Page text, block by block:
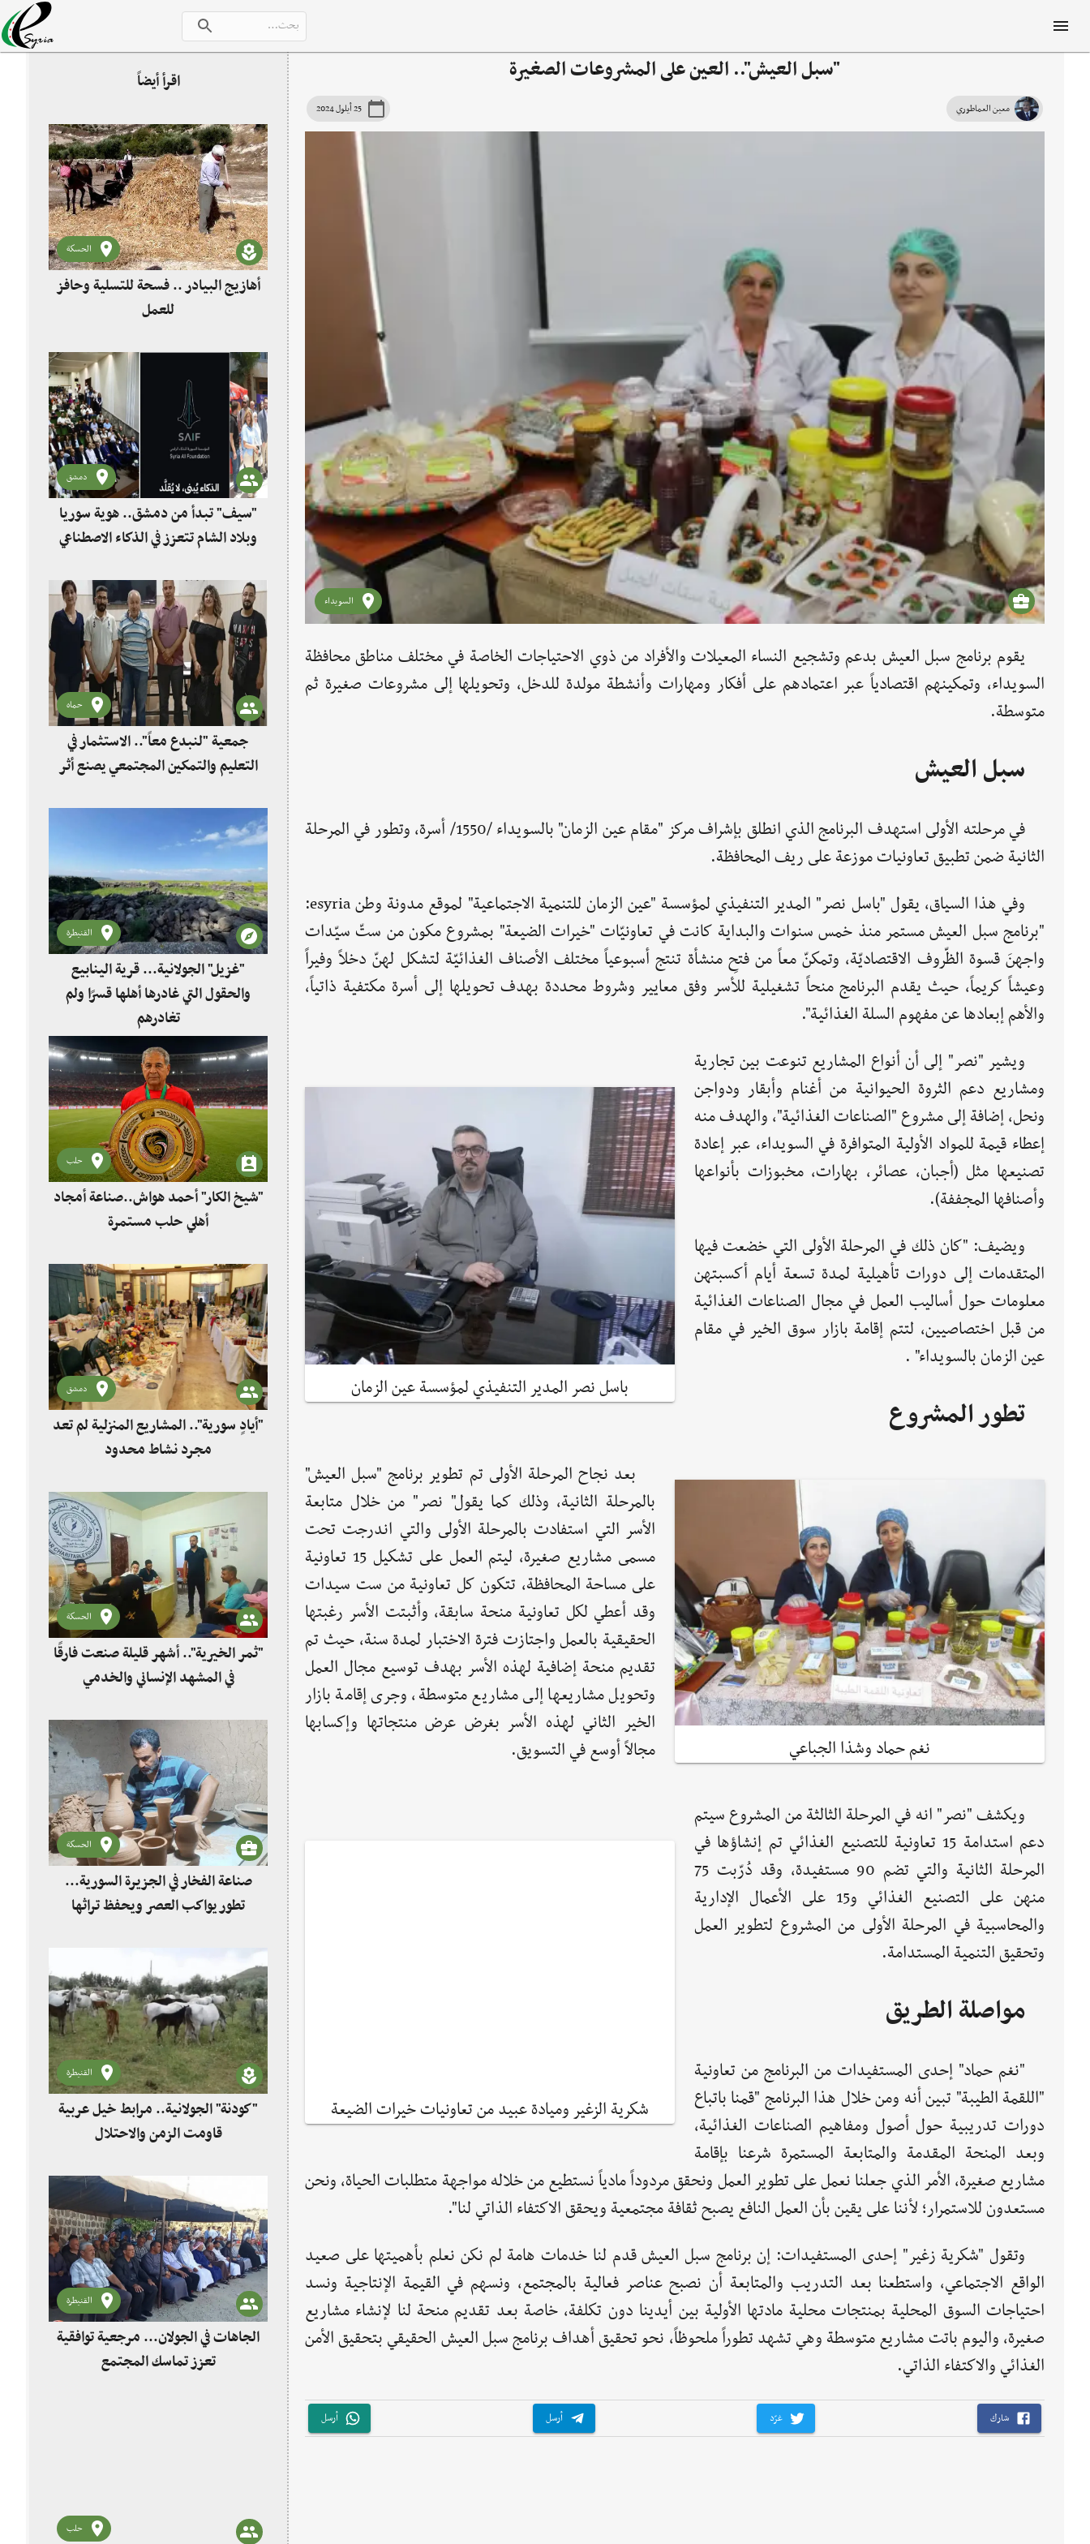
"سبل العيش".. العين على المشروعات الصغيرة
معين العماطوري 25 أيلول 2024
السويداء
يقوم برنامج سبل العيش بدعم وتشجيع النساء المعيلات والأفراد من ذوي الاحتياجات الخاصة في مختلف مناطق محافظة
السويداء، وتمكينهم اقتصادياً عبر اعتمادهم على أفكار ومهارات وأنشطة مولدة للدخل، وتحويلها إلى مشروعات صغيرة ثم
متوسطة.
سبل العيش
في مرحلته الأولى استهدف البرنامج الذي انطلق بإشراف مركز "مقام عين الزمان" بالسويداء /1550/ أسرة، وتطور في المرحلة
الثانية ضمن تطبيق تعاونيات موزعة على ريف المحافظة.
وفي هذا السياق، يقول "باسل نصر" المدير التنفيذي لمؤسسة "عين الزمان للتنمية الاجتماعية" لموقع مدونة وطن esyria:
"برنامج سبل العيش مستمر منذ خمس سنوات والبداية كانت في تعاونيّات "خيرات الضيعة" بمشروع مكون من ستّ سيّدات
واجهنَ قسوة الظّروف الاقتصاديّة، وتمكنّ معاً من فتحِ منشأة تنتج أسبوعياً مختلف الأصناف الغذائيّة لتشكل لهنّ دخلاً وفيراً
وعيشاً كريماً، حيث يقدم البرنامج منحاً تشغيلية للأسر وفق معايير وشروط محددة بهدف تحويلها إلى أسرة مكتفية ذاتياً،
والأهم إبعادها عن مفهوم السلة الغذائية".
باسل نصر المدير التنفيذي لمؤسسة عين الزمان
ويشير "نصر" إلى أن أنواع المشاريع تنوعت بين تجارية
ومشاريع دعم الثروة الحيوانية من أغنام وأبقار ودواجن
ونحل، إضافة إلى مشروع "الصناعات الغذائية"، والهدف منه
إعطاء قيمة للمواد الأولية المتوافرة في السويداء، عبر إعادة
تصنيعها مثل (أجبان، عصائر، بهارات، مخبوزات بأنواعها
وأصنافها المجففة).
ويضيف: "كان ذلك في المرحلة الأولى التي خضعت فيها
المتقدمات إلى دورات تأهيلية لمدة تسعة أيام أكسبتهن
معلومات حول أساليب العمل في مجال الصناعات الغذائية
من قبل اختصاصيين، لتتم إقامة بازار سوق الخير في مقام
عين الزمان بالسويداء" .
نغم حماد وشذا الجباعي
تطور المشروع
شكرية الزغير وميادة عبيد من تعاونيات خيرات الضيعة
بعد نجاح المرحلة الأولى تم تطوير برنامج "سبل العيش"
بالمرحلة الثانية، وذلك كما يقول" نصر" من خلال متابعة
الأسر التي استفادت بالمرحلة الأولى والتي اندرجت تحت
مسمى مشاريع صغيرة، ليتم العمل على تشكيل 15 تعاونية
على مساحة المحافظة، تتكون كل تعاونية من ست سيدات
وقد أعطي لكل تعاونية منحة سابقة، وأثبتت الأسر رغبتها
الحقيقية بالعمل واجتازت فترة الاختبار لمدة سنة، حيث تم
تقديم منحة إضافية لهذه الأسر بهدف توسيع مجال العمل
وتحويل مشاريعها إلى مشاريع متوسطة، وجرى إقامة بازار
الخير الثاني لهذه الأسر بغرض عرض منتجاتها وإكسابها
مجالاً أوسع في التسويق.
ويكشف "نصر" انه في المرحلة الثالثة من المشروع سيتم
دعم استدامة 15 تعاونية للتصنيع الغذائي تم إنشاؤها في
المرحلة الثانية والتي تضم 90 مستفيدة، وقد دُرّبت 75
منهن على التصنيع الغذائي و15 على الأعمال الإدارية
والمحاسبية في المرحلة الأولى من المشروع لتطوير العمل
وتحقيق التنمية المستدامة.
مواصلة الطريق
"نغم حماد" إحدى المستفيدات من البرنامج من تعاونية
"اللقمة الطيبة" تبين أنه ومن خلال هذا البرنامج "قمنا باتباع
دورات تدريبية حول أصول ومفاهيم الصناعات الغذائية،
وبعد المنحة المقدمة والمتابعة المستمرة شرعنا بإقامة
مشاريع صغيرة، الأمر الذي جعلنا نعمل على تطوير العمل ونحقق مردوداً مادياً نستطيع من خلاله مواجهة متطلبات الحياة، ونحن
مستعدون للاستمرار؛ لأننا على يقين بأن العمل النافع يصبح ثقافة مجتمعية ويحقق الاكتفاء الذاتي لنا".
وتقول "شكرية زغير" إحدى المستفيدات: إن برنامج سبل العيش قدم لنا خدمات هامة لم نكن نعلم بأهميتها على صعيد
الواقع الاجتماعي، واستطعنا بعد التدريب والمتابعة أن نصبح عناصر فعالية بالمجتمع، ونسهم في القيمة الإنتاجية ونسد
احتياجات السوق المحلية بمنتجات محلية مادتها الأولية بين أيدينا دون تكلفة، خاصة بعد تقديم منحة لنا لإنشاء مشاريع
صغيرة، واليوم باتت مشاريع متوسطة وهي تشهد تطوراً ملحوظاً، نحو تحقيق أهداف برنامج سبل العيش الحقيقي بتحقيق الأمن
الغذائي والاكتفاء الذاتي.
شارك غرّد أرسل أرسل
اقرأ أيضاً
الحسكة
أهازيج البيادر .. فسحة للتسلية وحافز
للعمل
دمشق
"سيف" تبدأ من دمشق.. هوية سوريا
وبلاد الشام تتعزز في الذكاء الاصطناعي
حماه
جمعية "لنبدع معاً".. الاستثمار في
التعليم والتمكين المجتمعي يصنع أثر
القنيطرة
"غزيل" الجولانية... قرية الينابيع
والحقول التي غادرها أهلها قسرًا ولم
تغادرهم
حلب
"شيخ الكار" أحمد هواش..صناعة أمجاد
أهلي حلب مستمرة
دمشق
"أيادٍ سورية".. المشاريع المنزلية لم تعد
مجرد نشاط محدود
الحسكة
"ثمر الخيرية".. أشهر قليلة صنعت فارقًا
في المشهد الإنساني والخدمي
الحسكة
صناعة الفخار في الجزيرة السورية...
تطور يواكب العصر ويحفظ تراثها
القنيطرة
"كودنة" الجولانية.. مرابط خيل عربية
قاومت الزمن والاحتلال
القنيطرة
الجاهات في الجولان... مرجعية توافقية
تعزز تماسك المجتمع
حلب